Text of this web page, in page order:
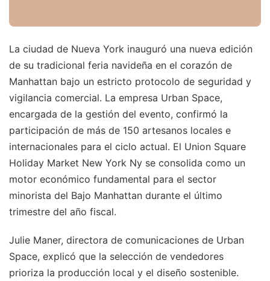
La ciudad de Nueva York inauguró una nueva edición
de su tradicional feria navideña en el corazón de
Manhattan bajo un estricto protocolo de seguridad y
vigilancia comercial. La empresa Urban Space,
encargada de la gestión del evento, confirmó la
participación de más de 150 artesanos locales e
internacionales para el ciclo actual. El Union Square
Holiday Market New York Ny se consolida como un
motor económico fundamental para el sector
minorista del Bajo Manhattan durante el último
trimestre del año fiscal.
Julie Maner, directora de comunicaciones de Urban
Space, explicó que la selección de vendedores
prioriza la producción local y el diseño sostenible.